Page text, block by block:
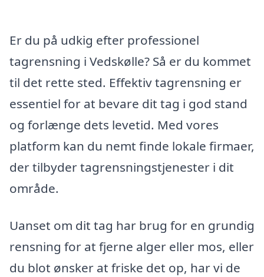
Er du på udkig efter professionel
tagrensning i Vedskølle? Så er du kommet
til det rette sted. Effektiv tagrensning er
essentiel for at bevare dit tag i god stand
og forlænge dets levetid. Med vores
platform kan du nemt finde lokale firmaer,
der tilbyder tagrensningstjenester i dit
område.
Uanset om dit tag har brug for en grundig
rensning for at fjerne alger eller mos, eller
du blot ønsker at friske det op, har vi de